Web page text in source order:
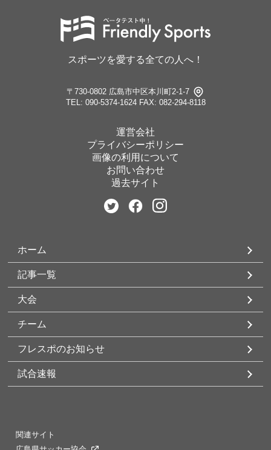
スポーツを愛する全ての人へ！
〒730-0802 広島市中区本川町2-1-7
TEL: 090-5374-1624 FAX: 082-294-8118
運営会社
プライバシーポリシー
画像の利用について
お問い合わせ
過去サイト
ホーム
記事一覧
大会
チーム
フレスポのお知らせ
試合速報
関連サイト